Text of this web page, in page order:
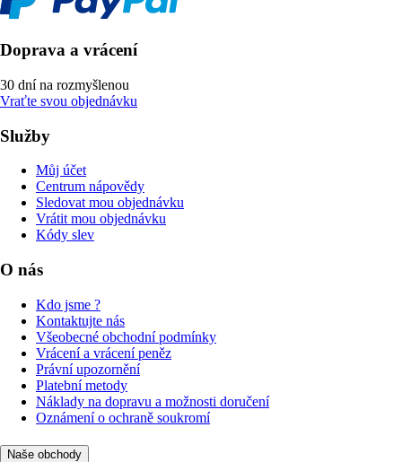
Doprava a vrácení
30 dní na rozmyšlenou
Vraťte svou objednávku
Služby
Můj účet
Centrum nápovědy
Sledovat mou objednávku
Vrátit mou objednávku
Kódy slev
O nás
Kdo jsme ?
Kontaktujte nás
Všeobecné obchodní podmínky
Vrácení a vrácení peněz
Právní upozornění
Platební metody
Náklady na dopravu a možnosti doručení
Oznámení o ochraně soukromí
Naše obchody